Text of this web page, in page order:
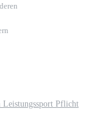
Leistungssport Pflicht